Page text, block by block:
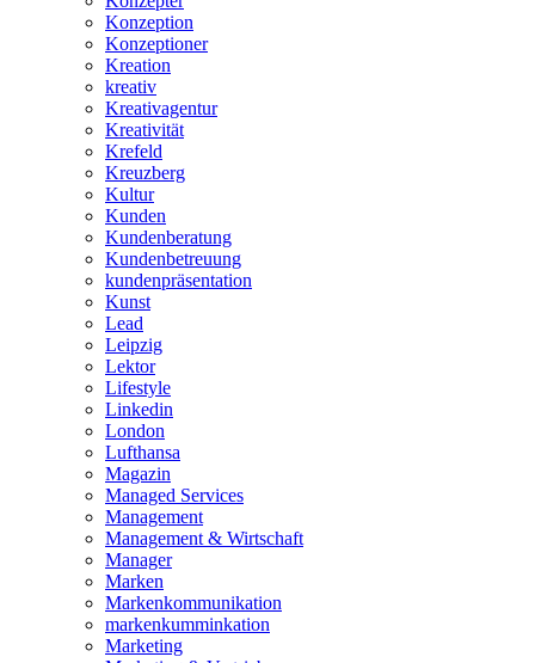
Konzeption
Konzeptioner
Kreation
kreativ
Kreativagentur
Kreativität
Krefeld
Kreuzberg
Kultur
Kunden
Kundenberatung
Kundenbetreuung
kundenpräsentation
Kunst
Lead
Leipzig
Lektor
Lifestyle
Linkedin
London
Lufthansa
Magazin
Managed Services
Management
Management & Wirtschaft
Manager
Marken
Markenkommunikation
markenkumminkation
Marketing